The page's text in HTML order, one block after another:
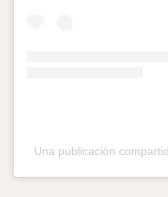
Una publicación